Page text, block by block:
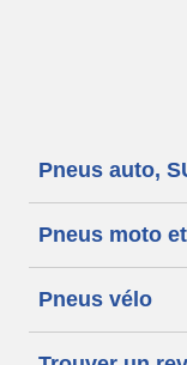
Pneus auto,
Pneus moto
Pneus vélo